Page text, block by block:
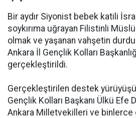
Bir aydır Siyonist bebek katili
soykırıma uğrayan Filistinli
olmak ve yaşanan vahşetin
Ankara İl Gençlik Kolları
gerçekleştirildi.
Gerçekleştirilen destek
Gençlik Kolları Başkanı Ülkü Efe
Ankara Milletvekilleri ve binlerce